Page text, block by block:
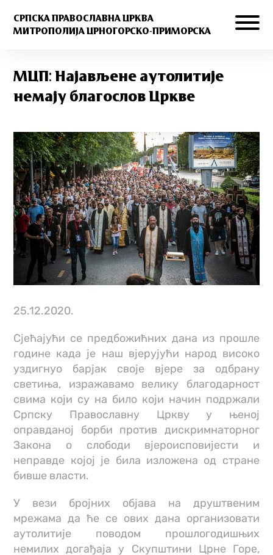
СРПСКА ПРАВОСЛАВНА ЦРКВА
МИТРОПОЛИЈА ЦРНОГОРСКО-ПРИМОРСКА
МЦП: Најављене аутолитије
немају благослов Цркве
25.12.2020.
Сјећајући се предбожићних дана из прошле
године када је наш вјерујући народ високо
уздигнуо барјак своје вјере за одбрану
светиња, изражавамо велику благодарност
свима који су на било који начин подржали
Српску Православну Цркву у њеној
оправданој борби против дискримнаторног
Закона о слободи вјероисповијести и
неправде којој је била изложена од стране
бивше власти.
У вези бројних објава на друштвеним
мрежама да ће се ових дана организовати
аутолитије поводом прошлогодишњих
немилих догађаја у Скупштини Црне Горе,